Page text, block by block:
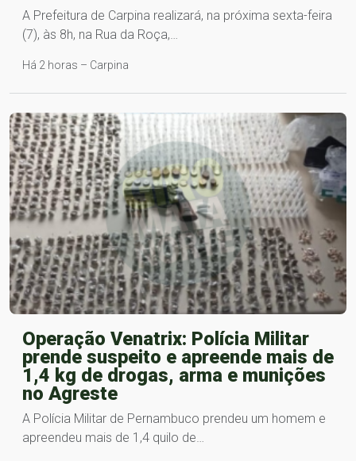
A Prefeitura de Carpina realizará, na próxima sexta-feira
(7), às 8h, na Rua da Roça,…
Há 2 horas – Carpina
Operação Venatrix: Polícia Militar
prende suspeito e apreende mais de
1,4 kg de drogas, arma e munições
no Agreste
A Polícia Militar de Pernambuco prendeu um homem e
apreendeu mais de 1,4 quilo de…